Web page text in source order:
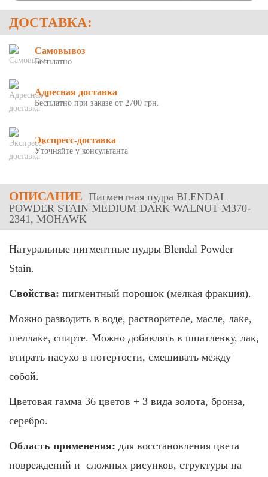
ДОСТАВКА:
Самовывоз
Бесплатно
Адресная доставка
Бесплатно при заказе от 2700 грн.
Экспресс-доставка
Уточняйте у консультанта
ОПИСАНИЕ Пигментная пудра BLENDAL
POWDER STAIN MEDIUM DARK WALNUT M370-
2341, MOHAWK
Натуральные пигментные пудры Blendal Powder
Stain.
Свойства: пигментный порошок (мелкая фракция).
Можно разводить в воде, растворителе, масле, лаке,
шеллаке, спирте. Можно добавлять в шпатлевку, лак,
втирать насухо в потертости, смешивать между
собой.
Цветовая гамма 36 цветов + 3 вида золота, бронза,
серебро.
Область применения: для восстановления цвета
повреждений и cложных рисунков, структуры на